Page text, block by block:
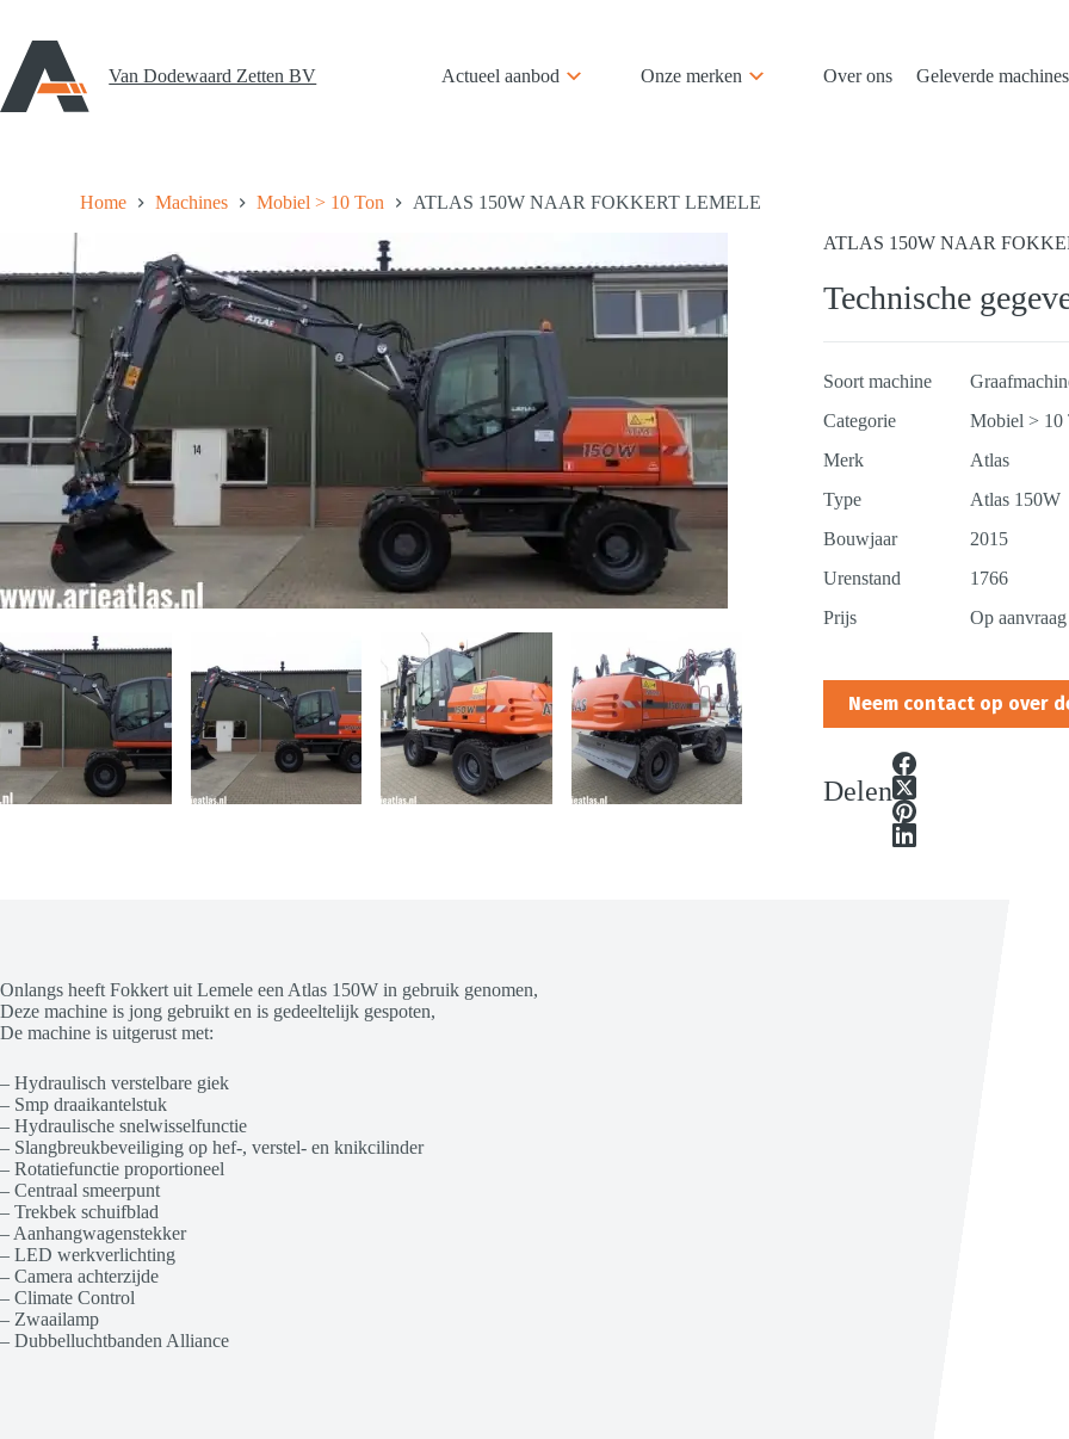
inhoud
Van Dodewaard Zetten BV Actueel aanbod Onze merken Over ons Geleverde machines
Home Machines Mobiel > 10 Ton ATLAS 150W NAAR FOKKERT LEMELE
ATLAS 150W NAAR
Technische
Soort machine
Categorie
Mobiel > 10
Merk
Atlas
Type
Atlas 150W
Bouwjaar
2015
Urenstand
1766
Prijs
Op aanvraag
Neem contact op over
Delen
Onlangs heeft Fokkert uit Lemele een Atlas 150W in gebruik genomen,
Deze machine is jong gebruikt en is gedeeltelijk gespoten,
De machine is uitgerust met:
– Hydraulisch verstelbare giek
– Smp draaikantelstuk
– Hydraulische snelwisselfunctie
– Slangbreukbeveiliging op hef-, verstel- en knikcilinder
– Rotatiefunctie proportioneel
– Centraal smeerpunt
– Trekbek schuifblad
– Aanhangwagenstekker
– LED werkverlichting
– Camera achterzijde
– Climate Control
– Zwaailamp
– Dubbelluchtbanden Alliance